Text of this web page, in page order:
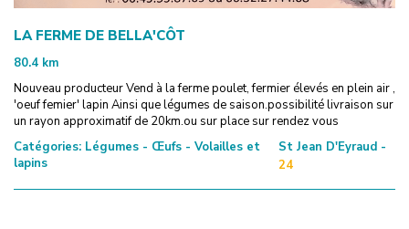
LA FERME DE BELLA'CÔT
80.4 km
Nouveau producteur Vend à la ferme poulet, fermier élevés en plein air ,
'oeuf femier' lapin Ainsi que légumes de saison.possibilité livraison sur
un rayon approximatif de 20km.ou sur place sur rendez vous
Catégories: Légumes - Œufs - Volailles et
lapins
St Jean D'Eyraud -
24